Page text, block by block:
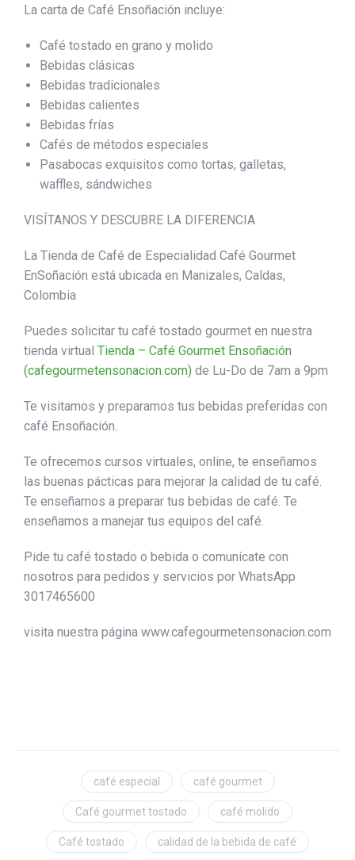
La carta de Café Ensoñación incluye:
Café tostado en grano y molido
Bebidas clásicas
Bebidas tradicionales
Bebidas calientes
Bebidas frías
Cafés de métodos especiales
Pasabocas exquisitos como tortas, galletas,
waffles, sándwiches
VISÍTANOS Y DESCUBRE LA DIFERENCIA
La Tienda de Café de Especialidad Café Gourmet
EnSoñación está ubicada en Manizales, Caldas,
Colombia
Puedes solicitar tu café tostado gourmet en nuestra
tienda virtual Tienda – Café Gourmet Ensoñación
(cafegourmetensonacion.com) de Lu-Do de 7am a 9pm
Te visitamos y preparamos tus bebidas preferidas con
café Ensoñación.
Te ofrecemos cursos virtuales, online, te enseñamos
las buenas pácticas para mejorar la calidad de tu café.
Te enseñamos a preparar tus bebidas de café. Te
enseñamos a manejar tus equipos del café.
Pide tu café tostado o bebida o comunícate con
nosotros para pedidos y servicios por WhatsApp
3017465600
visita nuestra página www.cafegourmetensonacion.com
café especial café gourmet
Café gourmet tostado café molido
Café tostado calidad de la bebida de café